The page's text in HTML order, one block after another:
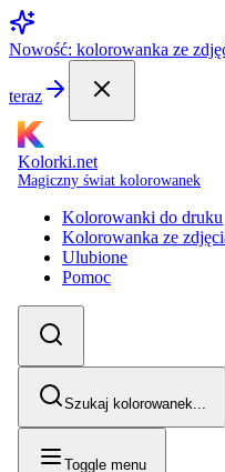
Nowość: kolorowanka ze
teraz
Kolorki.net
Magiczny świat kolorowanek
Kolorowanki do druku
Kolorowanka ze
Ulubione
Pomoc
Szukaj kolorowanek...
Toggle menu